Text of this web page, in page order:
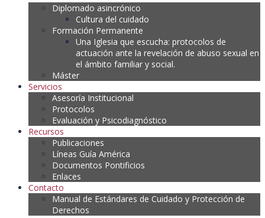
Diplomado asincrónico
Cultura del cuidado
Formación Permanente
Una Iglesia que escucha: protocolos de
actuación ante la revelación de abuso sexual en
el ámbito familiar y social.
Máster
Servicios
Asesoría Institucional
Protocolos
Evaluación y Psicodiagnóstico
Recursos
Publicaciones
Líneas Guía América
Documentos Pontificios
Enlaces
Contacto
Manual de Estándares de Cuidado y Protección de
Derechos